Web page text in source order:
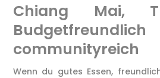
Chiang Mai,
communityreich
Wenn du gutes Essen,